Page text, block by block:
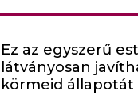
Ez az egyszerű
látványosan
körmeid állapotát